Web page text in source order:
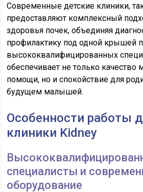
Современные детские клиники,
предоставляют комплексный
здоровья почек, объединяя
профилактику под одной крышей
высококвалифицированных
обеспечивает не только качество
помощи, но и спокойствие для
будущем малышей.
Особенности работы
клиники Kidney
специалисты и
оборудование